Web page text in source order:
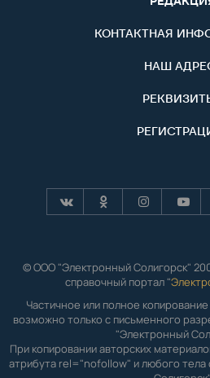
КОНТАКТНАЯ
НАШ
© ООО "Электронный Солигорск"
справочный портал "
Частичное или полное
возможно только с письменного
"Электронный
При копировании авторских
атрибута rel="nofollow" и любого